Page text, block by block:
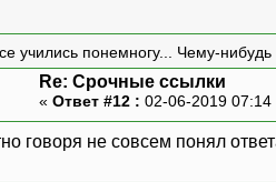
учились понемногу... Чему-нибудь
Re: Срочные ссылки
« Ответ #12 : 02-06-2019
говоря не совсем понял